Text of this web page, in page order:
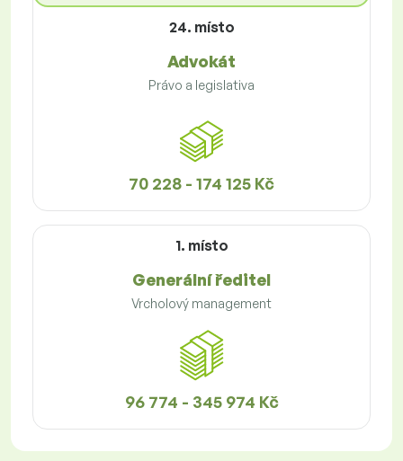
24. místo
Advokát
Právo a legislativa
70 228 - 174 125 Kč
1. místo
Generální ředitel
Vrcholový management
96 774 - 345 974 Kč